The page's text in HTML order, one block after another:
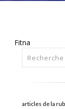
Fitna
articles de la